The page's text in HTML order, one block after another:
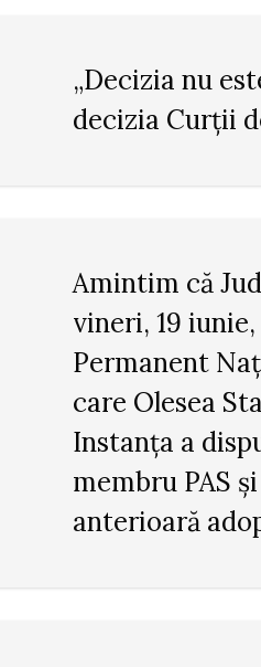
„Decizia nu
decizia Curții
Amintim că
vineri, 19
Permanent
care Olesea
Instanța a
membru PAS
anterioară